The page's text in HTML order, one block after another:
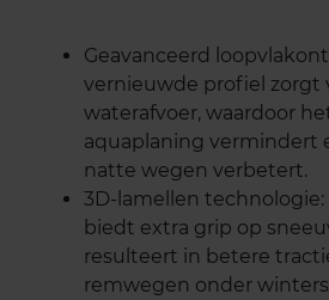
Geavanceerd
vernieuwde profiel zorgt
waterafvoer, waardoor
aquaplaning vermindert
natte wegen verbetert.
3D-lamellen
biedt extra grip op
resulteert in betere
remwegen onder